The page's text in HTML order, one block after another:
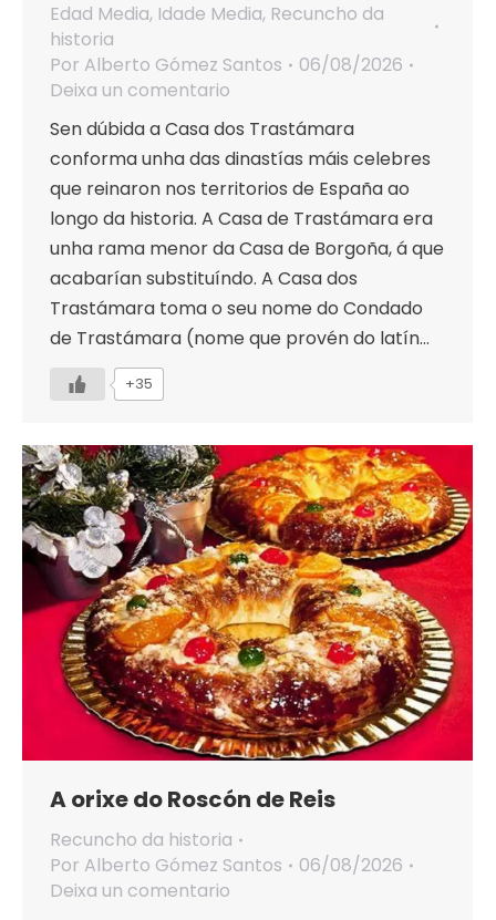
Edad Media, Idade Media, Recuncho da
historia
Por Alberto Gómez Santos
06/08/2026
Deixa un comentario
Sen dúbida a Casa dos Trastámara
conforma unha das dinastías máis celebres
que reinaron nos territorios de España ao
longo da historia. A Casa de Trastámara era
unha rama menor da Casa de Borgoña, á que
acabarían substituíndo. A Casa dos
Trastámara toma o seu nome do Condado
de Trastámara (nome que provén do latín…
+35
A orixe do Roscón de Reis
Recuncho da historia
Por Alberto Gómez Santos
06/08/2026
Deixa un comentario